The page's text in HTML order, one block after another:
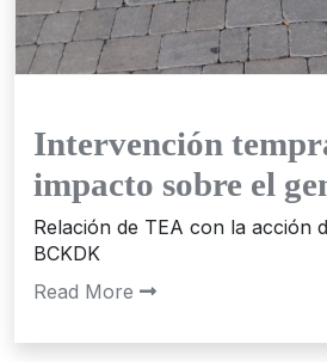
Intervención
impacto sobre el
Relación de TEA con la acción
BCKDK
Read More